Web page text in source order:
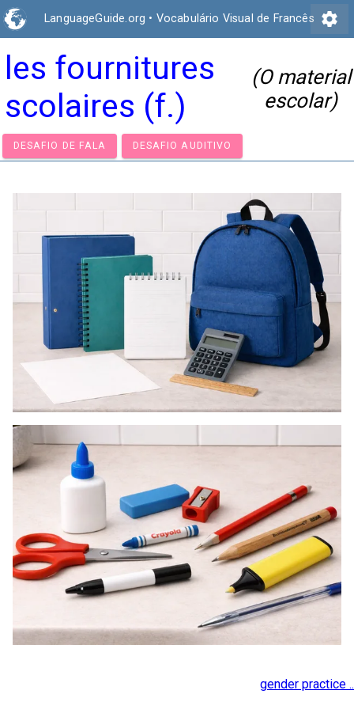
LanguageGuide.org • Vocabulário Visual de Francês settings
les fournitures
scolaires (f.)
(O material
escolar)
gender practice ..